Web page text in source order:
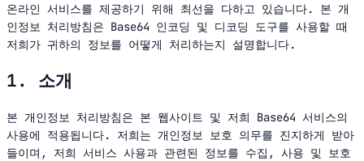
온라인 서비스를 제공하기 위해 최선을 다하고 있습니다. 본 개
인정보 처리방침은 Base64 인코딩 및 디코딩 도구를 사용할 때
저희가 귀하의 정보를 어떻게 처리하는지 설명합니다.
1. 소개
본 개인정보 처리방침은 본 웹사이트 및 저희 Base64 서비스의
사용에 적용됩니다. 저희는 개인정보 보호 의무를 진지하게 받아
들이며, 저희 서비스 사용과 관련된 정보를 수집, 사용 및 보호